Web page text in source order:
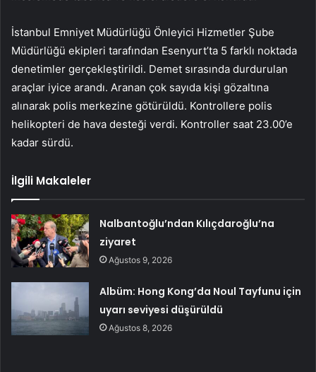
İstanbul Emniyet Müdürlüğü Önleyici Hizmetler Şube
Müdürlüğü ekipleri tarafından Esenyurt’ta 5 farklı noktada
denetimler gerçekleştirildi. Demet sırasında durdurulan
araçlar iyice arandı. Aranan çok sayıda kişi gözaltına
alınarak polis merkezine götürüldü. Kontrollere polis
helikopteri de hava desteği verdi. Kontroller saat 23.00’e
kadar sürdü.
İlgili Makaleler
Nalbantoğlu’ndan Kılıçdaroğlu’na
ziyaret
Ağustos 9, 2026
Albüm: Hong Kong’da Noul Tayfunu için
uyarı seviyesi düşürüldü
Ağustos 8, 2026